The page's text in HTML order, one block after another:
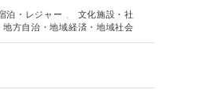
泊・レジャー
文化施設・社
地方自治・地域経済・地域社会